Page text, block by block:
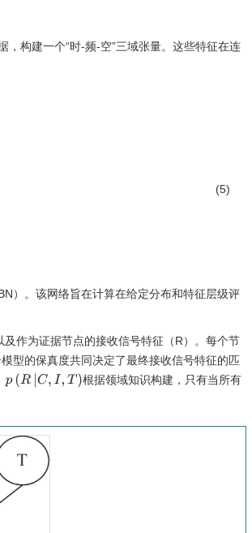
构建一个“时-频-空”三域张量。这些特征在连
(5)
）。该网络旨在计算在给定分布和特征层级评
作为证据节点的接收信号特征（R）。每个节
型的保真度共同决定了最终接收信号特征的匹
p( R|C ,I,T )
根据领域知识构建，只有当所有